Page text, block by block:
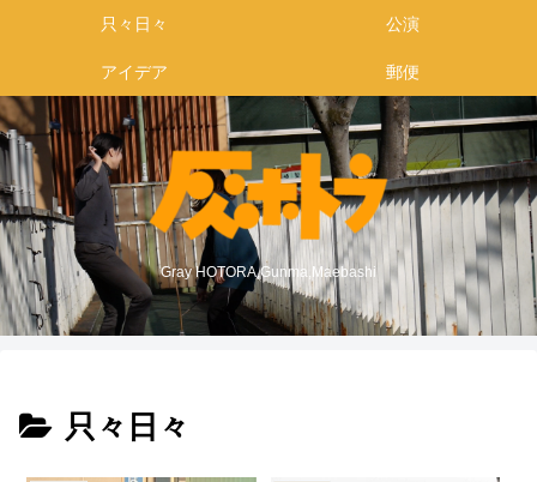
Gray HOTORA,Gunma,Maebashi
只々日々 公演
アイデア 郵便
只々日々